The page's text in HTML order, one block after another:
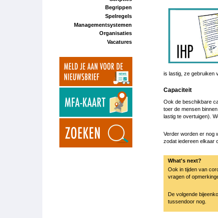
Begrippen
Spelregels
Managementsystemen
Organisaties
Vacatures
is lastig, ze gebruiken
Capaciteit
Ook de beschikbare
toer de mensen
lastig te overtuigen).
Verder worden er nog
zodat iedereen elkaar
What's next?
Ook in tijden van
vragen of
De volgende
tussendoor nog.